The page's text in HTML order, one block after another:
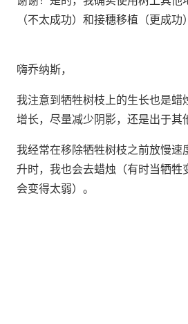
（不太成功）和接穗移植（更成功
嗨乔纳斯，
我注意到牺牲树枝上的生长也是蜡
增长，尽量减少阴影，还是出于其
我经常在移除牺牲树枝之前放慢速
升时，我也会去蜡烛（有时当牺牲
会变得太弱）。